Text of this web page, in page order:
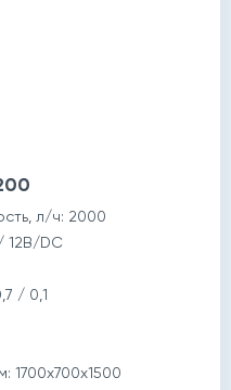
л/ч: 2000
12В/DС
/ 0,1
1700х700х1500